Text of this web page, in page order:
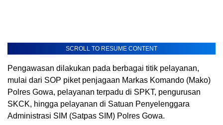
SCROLL TO RESUME CONTENT
Pengawasan dilakukan pada berbagai titik pelayanan,
mulai dari SOP piket penjagaan Markas Komando (Mako)
Polres Gowa, pelayanan terpadu di SPKT, pengurusan
SKCK, hingga pelayanan di Satuan Penyelenggara
Administrasi SIM (Satpas SIM) Polres Gowa.